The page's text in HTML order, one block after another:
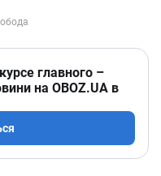
главного –
на OBOZ.UA в